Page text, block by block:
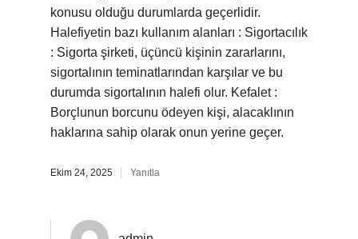
konusu olduğu durumlarda geçerlidir.
Halefiyetin bazı kullanım alanları : Sigortacılık
: Sigorta şirketi, üçüncü kişinin zararlarını,
sigortalının teminatlarından karşılar ve bu
durumda sigortalının halefi olur. Kefalet :
Borçlunun borcunu ödeyen kişi, alacaklının
haklarına sahip olarak onun yerine geçer.
Ekim 24, 2025 Yanıtla